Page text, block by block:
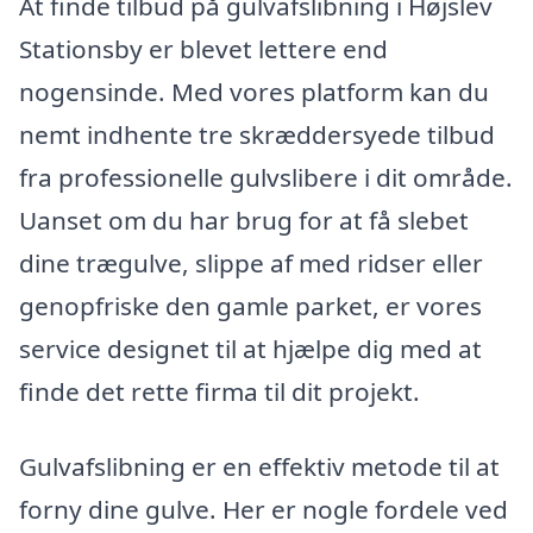
Stationsby er blevet lettere end
nogensinde. Med vores platform kan du
nemt indhente tre skræddersyede tilbud
fra professionelle gulvslibere i dit område.
Uanset om du har brug for at få slebet
dine trægulve, slippe af med ridser eller
genopfriske den gamle parket, er vores
service designet til at hjælpe dig med at
finde det rette firma til dit projekt.
Gulvafslibning er en effektiv metode til at
forny dine gulve. Her er nogle fordele ved